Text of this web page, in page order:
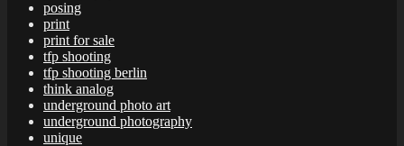
posing
print
print for sale
tfp shooting
tfp shooting berlin
think analog
underground photo art
underground photography
unique